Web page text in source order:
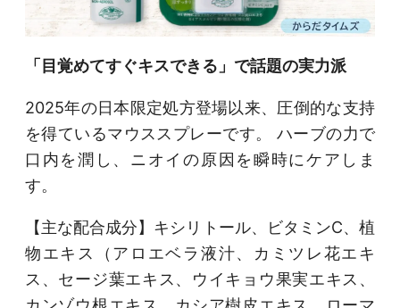
「目覚めてすぐキスできる」で話題の実力派
2025年の日本限定処方登場以来、圧倒的な支持
を得ているマウススプレーです。 ハーブの力で
口内を潤し、ニオイの原因を瞬時にケアしま
す。
【主な配合成分】キシリトール、ビタミンC、植
物エキス（アロエベラ液汁、カミツレ花エキ
ス、セージ葉エキス、ウイキョウ果実エキス、